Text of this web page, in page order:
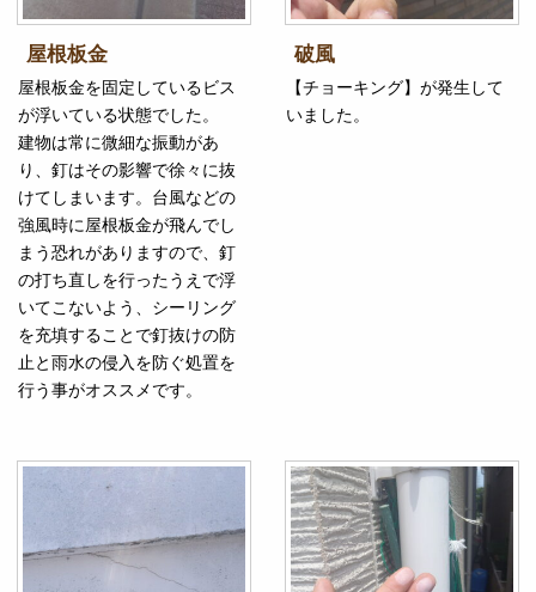
屋根板金
屋根板金を固定しているビス
が浮いている状態でした。
建物は常に微細な振動があ
り、釘はその影響で徐々に抜
けてしまいます。台風などの
強風時に屋根板金が飛んでし
まう恐れがありますので、釘
の打ち直しを行ったうえで浮
いてこないよう、シーリング
を充填することで釘抜けの防
止と雨水の侵入を防ぐ処置を
行う事がオススメです。
破風
【チョーキング】が発生して
いました。